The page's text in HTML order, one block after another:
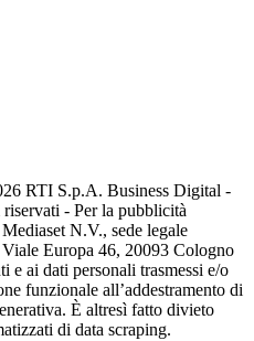
RTI S.p.A. Business Digital -
- Per la pubblicità
N.V., sede legale
Europa 46, 20093 Cologno
e ai dati personali trasmessi e/o
funzionale all’addestramento di
È altresì fatto divieto
di data scraping.